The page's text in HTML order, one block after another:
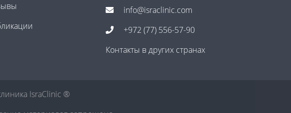
info@israclinic.com
+972 (77) 556-57-90
Контакты в других странах
IsraClinic ®